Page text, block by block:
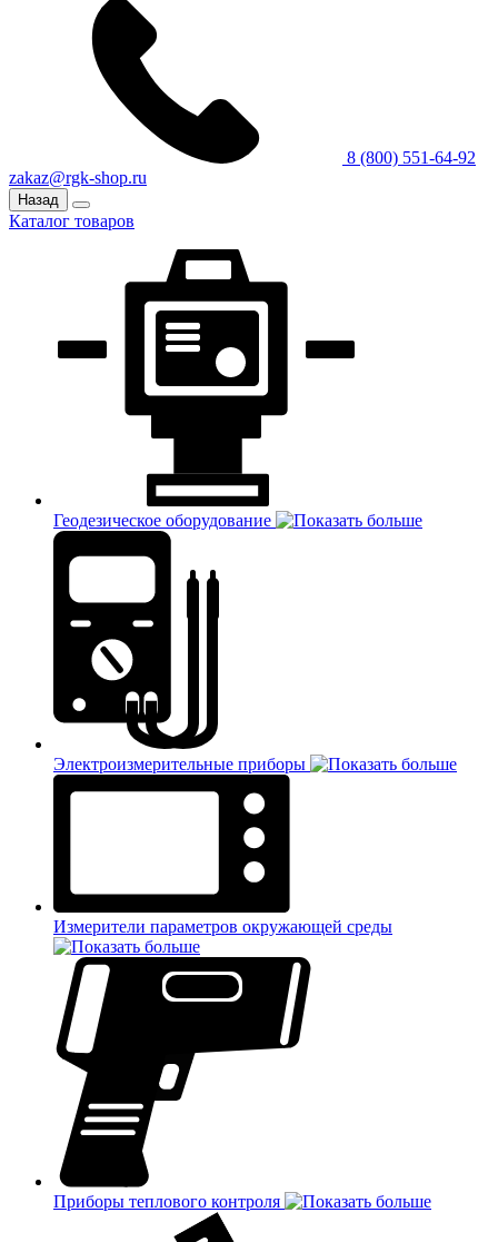
8 (800) 551-64-92
zakaz@rgk-shop.ru
Назад
Каталог товаров
Геодезическое оборудование
Электроизмерительные приборы
Измерители параметров окружающей среды
Приборы теплового контроля